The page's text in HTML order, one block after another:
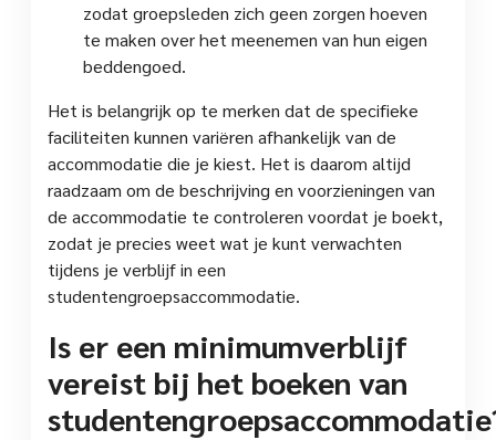
zodat groepsleden zich geen zorgen hoeven
te maken over het meenemen van hun eigen
beddengoed.
Het is belangrijk op te merken dat de specifieke
faciliteiten kunnen variëren afhankelijk van de
accommodatie die je kiest. Het is daarom altijd
raadzaam om de beschrijving en voorzieningen van
de accommodatie te controleren voordat je boekt,
zodat je precies weet wat je kunt verwachten
tijdens je verblijf in een
studentengroepsaccommodatie.
Is er een minimumverblijf
vereist bij het boeken van